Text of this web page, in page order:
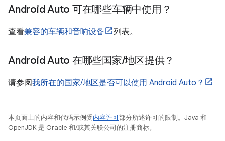
Android Auto 可在哪些车辆中使用？
查看兼容的车辆和音响设备 列表。
Android Auto 在哪些国家/地区提供？
请参阅我所在的国家/地区是否可以使用 Android Auto？
本页面上的内容和代码示例受内容许可部分所述许可的限制。Java 和
OpenJDK 是 Oracle 和/或其关联公司的注册商标。